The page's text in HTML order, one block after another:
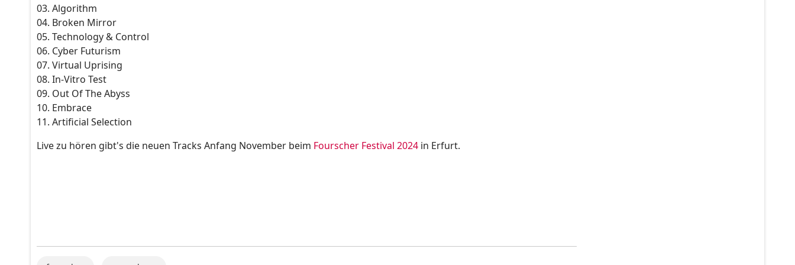
03. Algorithm
04. Broken Mirror
05. Technology & Control
06. Cyber Futurism
07. Virtual Uprising
08. In-Vitro Test
09. Out Of The Abyss
10. Embrace
11. Artificial Selection
Live zu hören gibt's die neuen Tracks Anfang November beim Fourscher Festival 2024 in Erfurt.